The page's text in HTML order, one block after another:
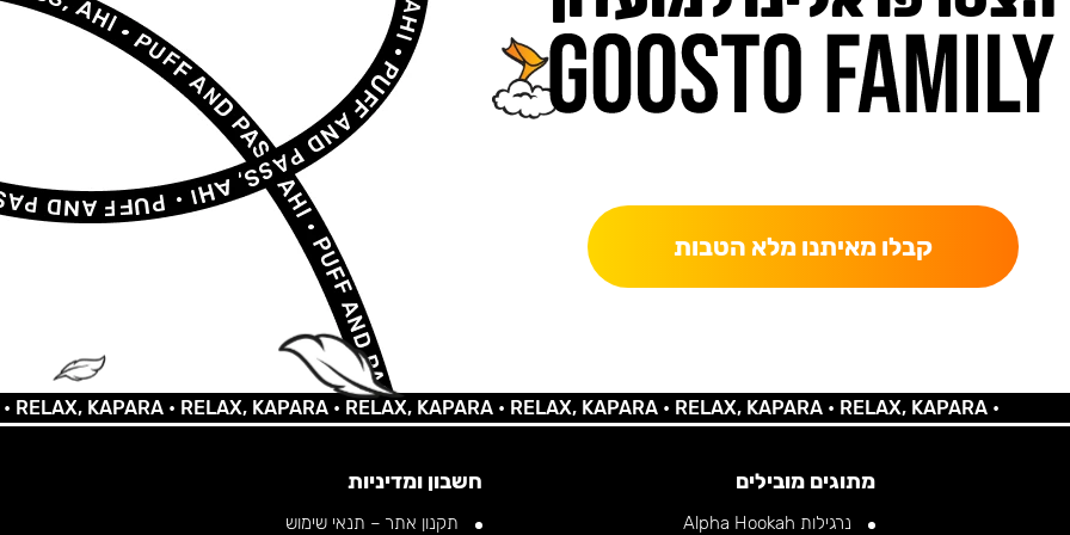
קבלו מאיתנו מלא הטבות
KAPARA •RELAX, KAPARA •RELAX, KAPARA •RELAX, KAPARA •RELAX, KAPARA •RELAX, KAPARA •
מתוגים מובילים
נרגילות Alpha Hookah
חשבון ומדיניות
תקנון אתר – תנאי שימוש